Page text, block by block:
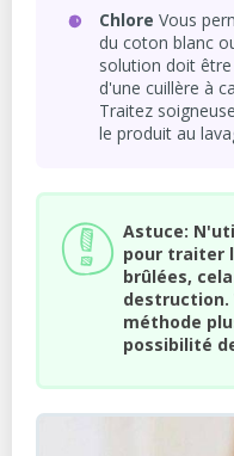
Chlore Vous
du coton blanc
solution doit
d'une cuillère à
Traitez
le produit au
Astuce:
pour traiter
brûlées,
destruction.
méthode
possibilité